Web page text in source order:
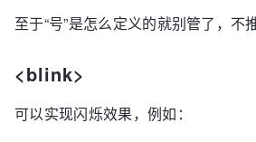
至于“号”是怎么定义的就别管了，
<blink>
可以实现闪烁效果，例如：